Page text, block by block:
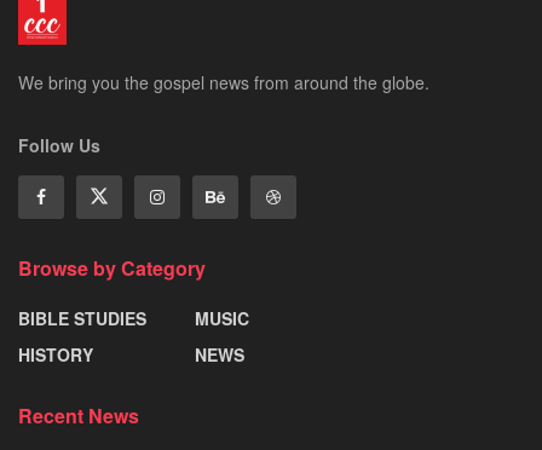
We bring you the gospel news from around the globe.
Follow Us
Browse by Category
BIBLE STUDIES
HISTORY
MUSIC
NEWS
Recent News